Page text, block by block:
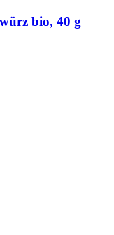
bio, 40 g